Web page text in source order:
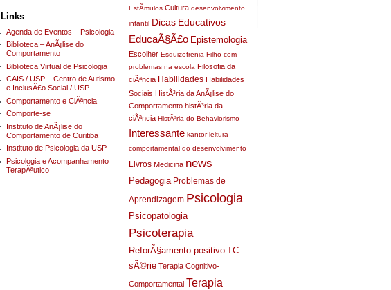
Links
Agenda de Eventos – Psicologia
Biblioteca – AnÃ¡lise do
Comportamento
Biblioteca Virtual de Psicologia
CAIS / USP – Centro de Autismo
e InclusÃ£o Social / USP
Comportamento e CiÃªncia
Comporte-se
Instituto de AnÃ¡lise do
Comportamento de Curitiba
Instituto de Psicologia da USP
Psicologia e Acompanhamento
TerapÃªutico
EstÃ­mulos Cultura desenvolvimento
infantil Dicas Educativos
EducaÃ§Ã£o Epistemologia
Escolher Esquizofrenia Filho com
problemas na escola Filosofia da
ciÃªncia Habilidades Habilidades
Sociais HistÃ³ria da AnÃ¡lise do
Comportamento histÃ³ria da
ciÃªncia HistÃ³ria do Behaviorismo
Interessante kantor leitura
comportamental do desenvolvimento
Livros Medicina news
Pedagogia Problemas de
Aprendizagem Psicologia
Psicopatologia
Psicoterapia
ReforÃ§amento positivo TC
sÃ©rie Terapia Cognitivo-
Comportamental Terapia